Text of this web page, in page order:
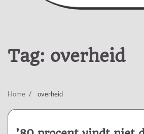
Tag: overheid
Home overheid